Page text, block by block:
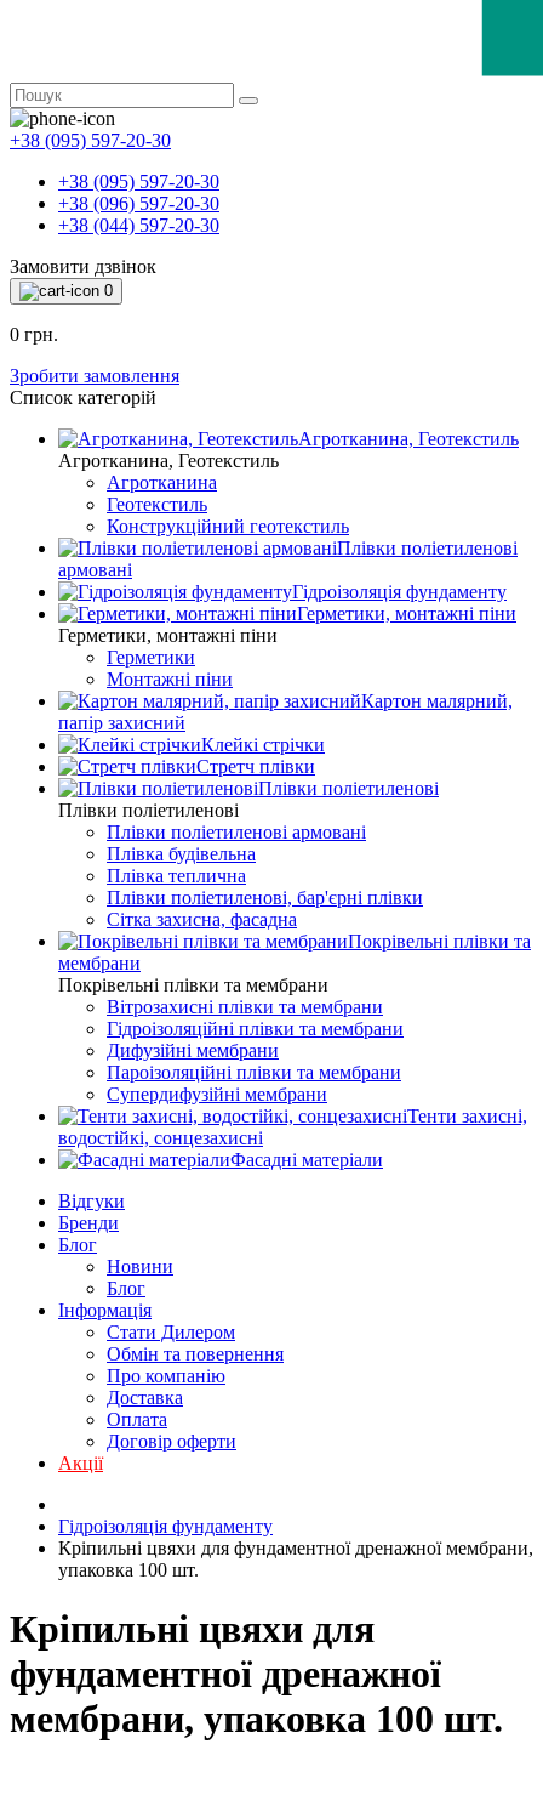
+38 (095) 597-20-30
+38 (095) 597-20-30
+38 (096) 597-20-30
+38 (044) 597-20-30
Замовити дзвінок
0
0 грн.
Зробити замовлення
Список категорій
Агротканина, Геотекстиль
Агротканина, Геотекстиль
Агротканина
Геотекстиль
Конструкційний геотекстиль
Плівки поліетиленові
армовані
Гідроізоляція фундаменту
Герметики, монтажні піни
Герметики, монтажні піни
Герметики
Монтажні піни
Картон малярний,
папір захисний
Клейкі стрічки
Стретч плівки
Плівки поліетиленові
Плівки поліетиленові
Плівки поліетиленові армовані
Плівка будівельна
Плівка теплична
Плівки поліетиленові, бар'єрні плівки
Сітка захисна, фасадна
Покрівельні плівки та
мембрани
Покрівельні плівки та мембрани
Вітрозахисні плівки та мембрани
Гідроізоляційні плівки та мембрани
Дифузійні мембрани
Пароізоляційні плівки та мембрани
Супердифузійні мембрани
Тенти захисні,
водостійкі, сонцезахисні
Фасадні матеріали
Відгуки
Бренди
Блог
Новини
Блог
Інформація
Стати Дилером
Обмін та повернення
Про компанію
Доставка
Оплата
Договір оферти
Акції
Гідроізоляція фундаменту
Кріпильні цвяхи для фундаментної дренажної мембрани,
упаковка 100 шт.
Кріпильні цвяхи для
фундаментної дренажної
мембрани, упаковка 100 шт.